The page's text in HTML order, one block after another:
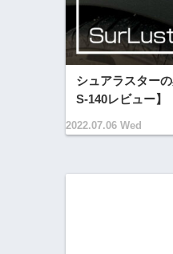
2022.07.06 Wed
シュアラスター
S-140レビュー】